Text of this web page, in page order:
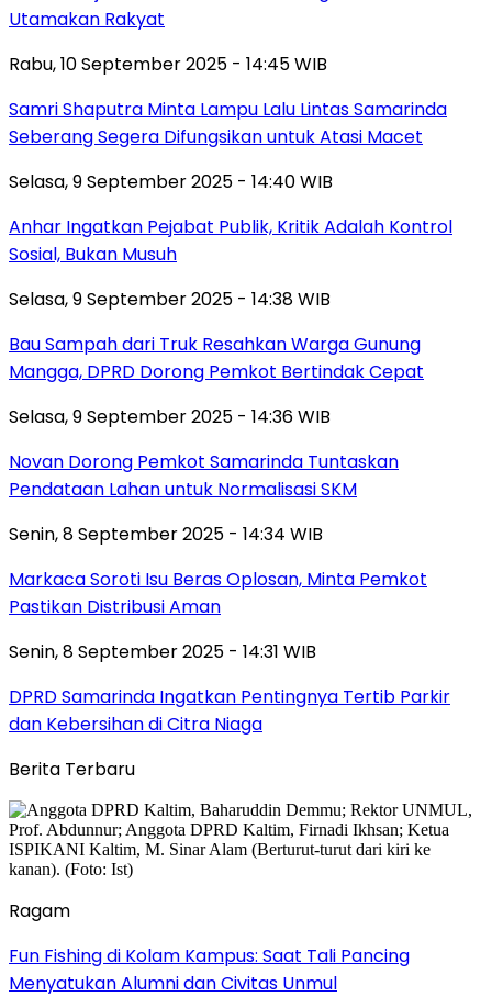
Utamakan Rakyat
Rabu, 10 September 2025 - 14:45 WIB
Samri Shaputra Minta Lampu Lalu Lintas Samarinda
Seberang Segera Difungsikan untuk Atasi Macet
Selasa, 9 September 2025 - 14:40 WIB
Anhar Ingatkan Pejabat Publik, Kritik Adalah Kontrol
Sosial, Bukan Musuh
Selasa, 9 September 2025 - 14:38 WIB
Bau Sampah dari Truk Resahkan Warga Gunung
Mangga, DPRD Dorong Pemkot Bertindak Cepat
Selasa, 9 September 2025 - 14:36 WIB
Novan Dorong Pemkot Samarinda Tuntaskan
Pendataan Lahan untuk Normalisasi SKM
Senin, 8 September 2025 - 14:34 WIB
Markaca Soroti Isu Beras Oplosan, Minta Pemkot
Pastikan Distribusi Aman
Senin, 8 September 2025 - 14:31 WIB
DPRD Samarinda Ingatkan Pentingnya Tertib Parkir
dan Kebersihan di Citra Niaga
Berita Terbaru
Ragam
Fun Fishing di Kolam Kampus: Saat Tali Pancing
Menyatukan Alumni dan Civitas Unmul